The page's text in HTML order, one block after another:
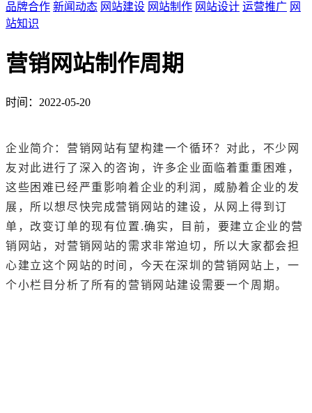
品牌合作 新闻动态 网站建设 网站制作 网站设计 运营推广 网
站知识
营销网站制作周期
时间：2022-05-20
企业简介：营销网站有望构建一个循环？对此，不少网
友对此进行了深入的咨询，许多企业面临着重重困难，
这些困难已经严重影响着企业的利润，威胁着企业的发
展，所以想尽快完成营销网站的建设，从网上得到订
单，改变订单的现有位置.确实，目前，要建立企业的营
销网站，对营销网站的需求非常迫切，所以大家都会担
心建立这个网站的时间，今天在深圳的营销网站上，一
个小栏目分析了所有的营销网站建设需要一个周期。